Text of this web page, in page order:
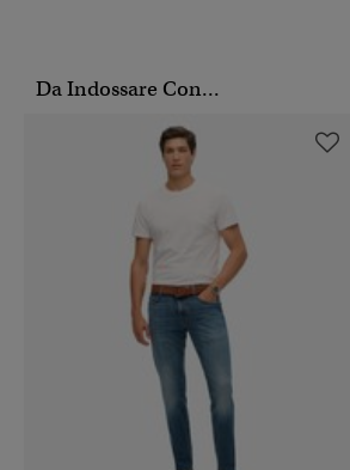
Da Indossare Con...